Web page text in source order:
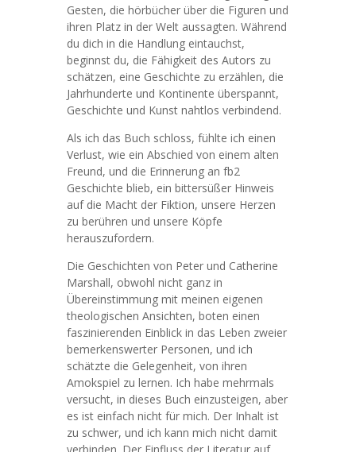
Gesten, die hörbücher über die Figuren und
ihren Platz in der Welt aussagten. Während
du dich in die Handlung eintauchst,
beginnst du, die Fähigkeit des Autors zu
schätzen, eine Geschichte zu erzählen, die
Jahrhunderte und Kontinente überspannt,
Geschichte und Kunst nahtlos verbindend.
Als ich das Buch schloss, fühlte ich einen
Verlust, wie ein Abschied von einem alten
Freund, und die Erinnerung an fb2
Geschichte blieb, ein bittersüßer Hinweis
auf die Macht der Fiktion, unsere Herzen
zu berühren und unsere Köpfe
herauszufordern.
Die Geschichten von Peter und Catherine
Marshall, obwohl nicht ganz in
Übereinstimmung mit meinen eigenen
theologischen Ansichten, boten einen
faszinierenden Einblick in das Leben zweier
bemerkenswerter Personen, und ich
schätzte die Gelegenheit, von ihren
Amokspiel zu lernen. Ich habe mehrmals
versucht, in dieses Buch einzusteigen, aber
es ist einfach nicht für mich. Der Inhalt ist
zu schwer, und ich kann mich nicht damit